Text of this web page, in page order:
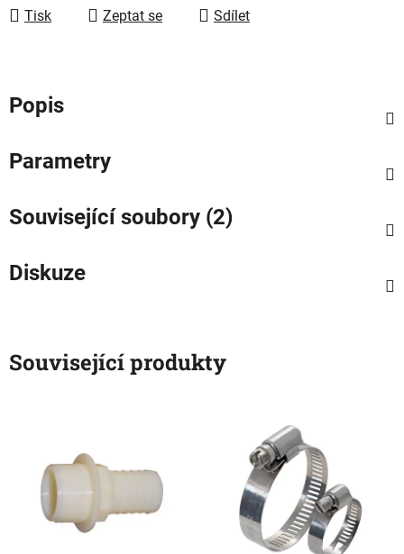
Tisk Zeptat se Sdílet
Popis
Parametry
Související soubory (2)
Diskuze
Související produkty